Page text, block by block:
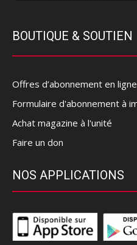
BOUTIQUE & SOUTIEN
Offres d’abonnement en ligne
Formulaire d'abonnement à
Achat magazine à l'unité
Faire un don
NOS APPLICATIONS